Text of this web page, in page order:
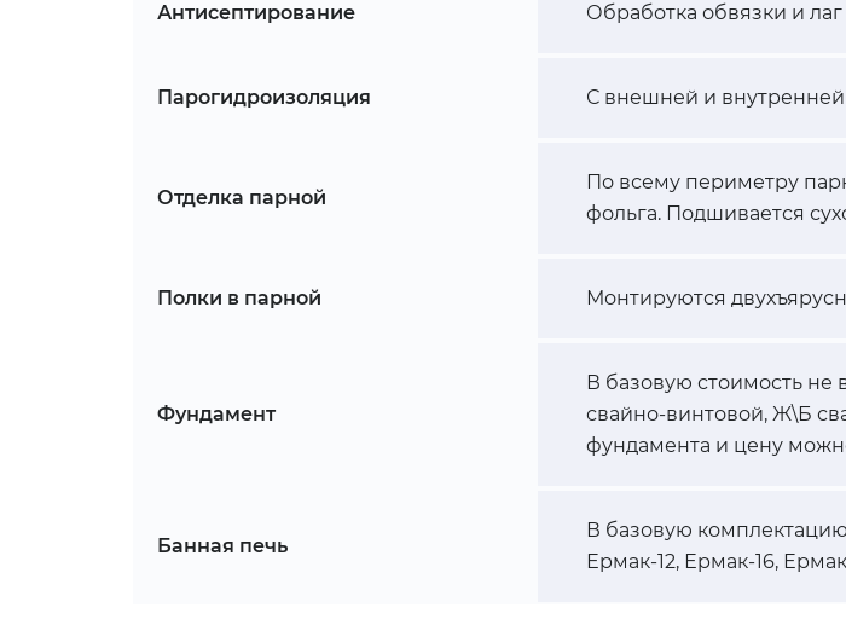
Антисептирование Обработка обвязки и лаг
Парогидроизоляция С внешней и
Отделка парной
По всему периметру
фольга. Подшивается
Полки в парной Монтируются
Фундамент
В базовую стоимость не
свайно-винтовой, Ж\Б
фундамента и цену
Банная печь
В базовую
Ермак-12, Ермак-16,